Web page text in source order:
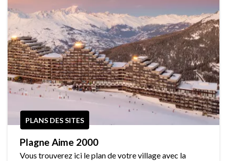
PLANS DES SITES
Plagne Aime 2000
Vous trouverez ici le plan de votre village avec la